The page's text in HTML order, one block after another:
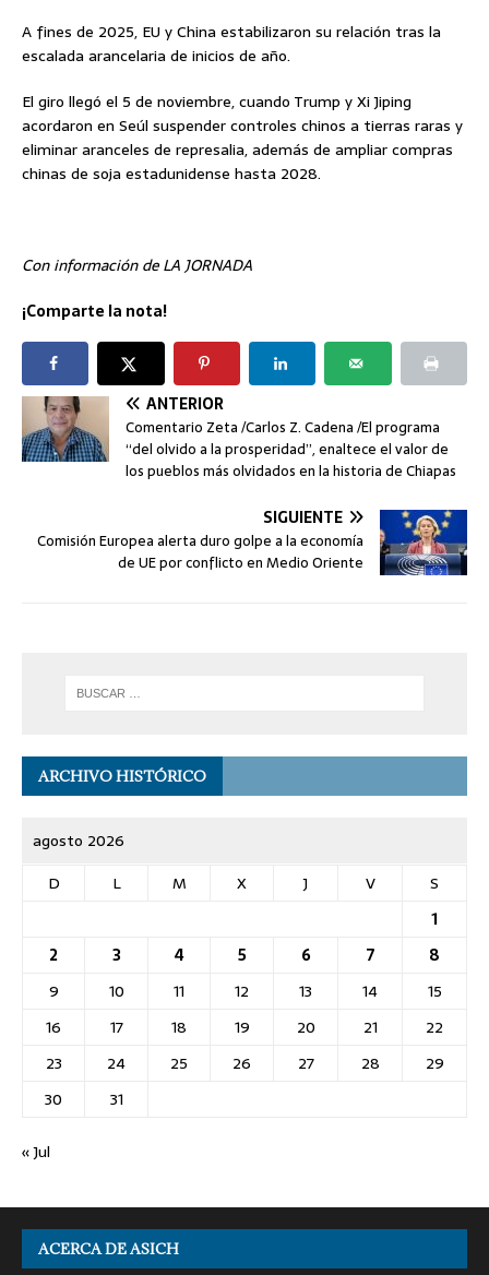
A fines de 2025, EU y China estabilizaron su relación tras la
escalada arancelaria de inicios de año.
El giro llegó el 5 de noviembre, cuando Trump y Xi Jiping
acordaron en Seúl suspender controles chinos a tierras raras y
eliminar aranceles de represalia, además de ampliar compras
chinas de soja estadunidense hasta 2028.
Con información de LA JORNADA
¡Comparte la nota!
ANTERIOR
Comentario Zeta /Carlos Z. Cadena /El programa
“del olvido a la prosperidad”, enaltece el valor de
los pueblos más olvidados en la historia de Chiapas
SIGUIENTE
Comisión Europea alerta duro golpe a la economía
de UE por conflicto en Medio Oriente
ARCHIVO HISTÓRICO
agosto 2026
D
L M X J V
S
1
2
3 4 5 6 7
8
9
10 11 12 13 14
15
16
17 18 19 20 21
22
23
24 25 26 27 28
29
30
31
« Jul
ACERCA DE ASICH